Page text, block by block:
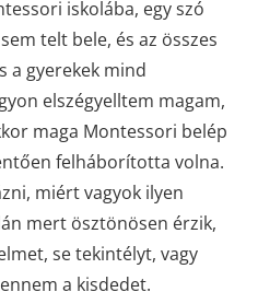
iskolába, egy szó
telt bele, és az összes
a gyerekek mind
elszégyelltem magam,
maga Montessori belép
felháborította volna.
miért vagyok ilyen
mert ösztönösen érzik,
se tekintélyt, vagy
a kisdedet.